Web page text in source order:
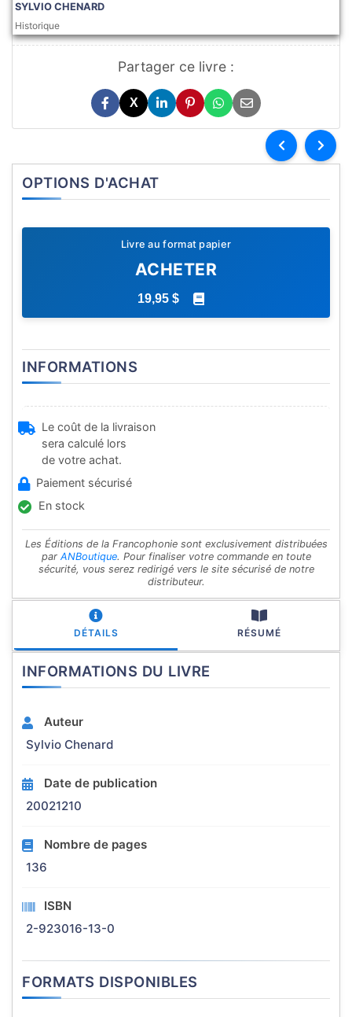
SYLVIO CHENARD
Historique
Partager ce livre :
X
OPTIONS D'ACHAT
Livre au format papier
ACHETER
19,95 $
INFORMATIONS
Le coût de la livraison
sera calculé lors
de votre achat.
Paiement sécurisé
En stock
Les Éditions de la Francophonie sont exclusivement distribuées
par ANBoutique. Pour finaliser votre commande en toute
sécurité, vous serez redirigé vers le site sécurisé de notre
distributeur.
DÉTAILS RÉSUMÉ
INFORMATIONS DU LIVRE
Auteur
Sylvio Chenard
Date de publication
20021210
Nombre de pages
136
ISBN
2-923016-13-0
FORMATS DISPONIBLES